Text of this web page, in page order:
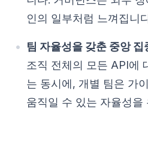
인의 일부처럼 느껴집니
팀 자율성을 갖춘 중앙 집
조직 전체의 모든 API에
는 동시에, 개별 팀은 가
움직일 수 있는 자율성을